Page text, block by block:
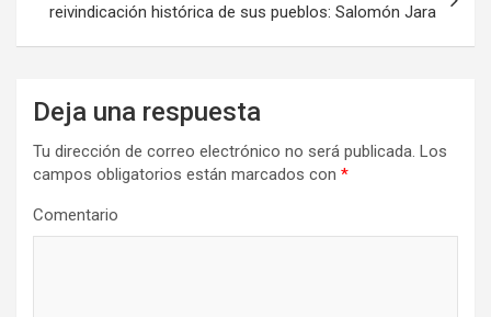
reivindicación histórica de sus pueblos: Salomón Jara
Deja una respuesta
Tu dirección de correo electrónico no será publicada. Los
campos obligatorios están marcados con *
Comentario